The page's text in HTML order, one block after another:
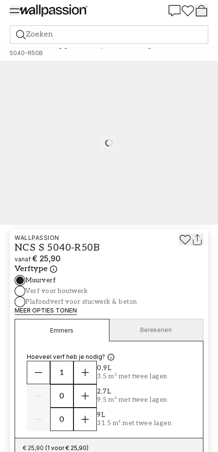
Zoeken
Verf Bestelling gebaseerd op NCS Bestelling door NCS
5040-R50B
Loading…
WALLPASSION
NCS S 5040-R50B
vanaf € 25,90
Verftype
Muurverf
Verf voor houtwerk
Plafondverf voor stucwerk & beton
MEER OPTIES TONEN
Emmers Berekenen
Hoeveel verf heb je nodig?
0,9L
3.5 m² met twee lagen
2,7L
9.5 m² met twee lagen
9L
31.5 m² met twee lagen
€ 25,90 (1 voor € 25,90)